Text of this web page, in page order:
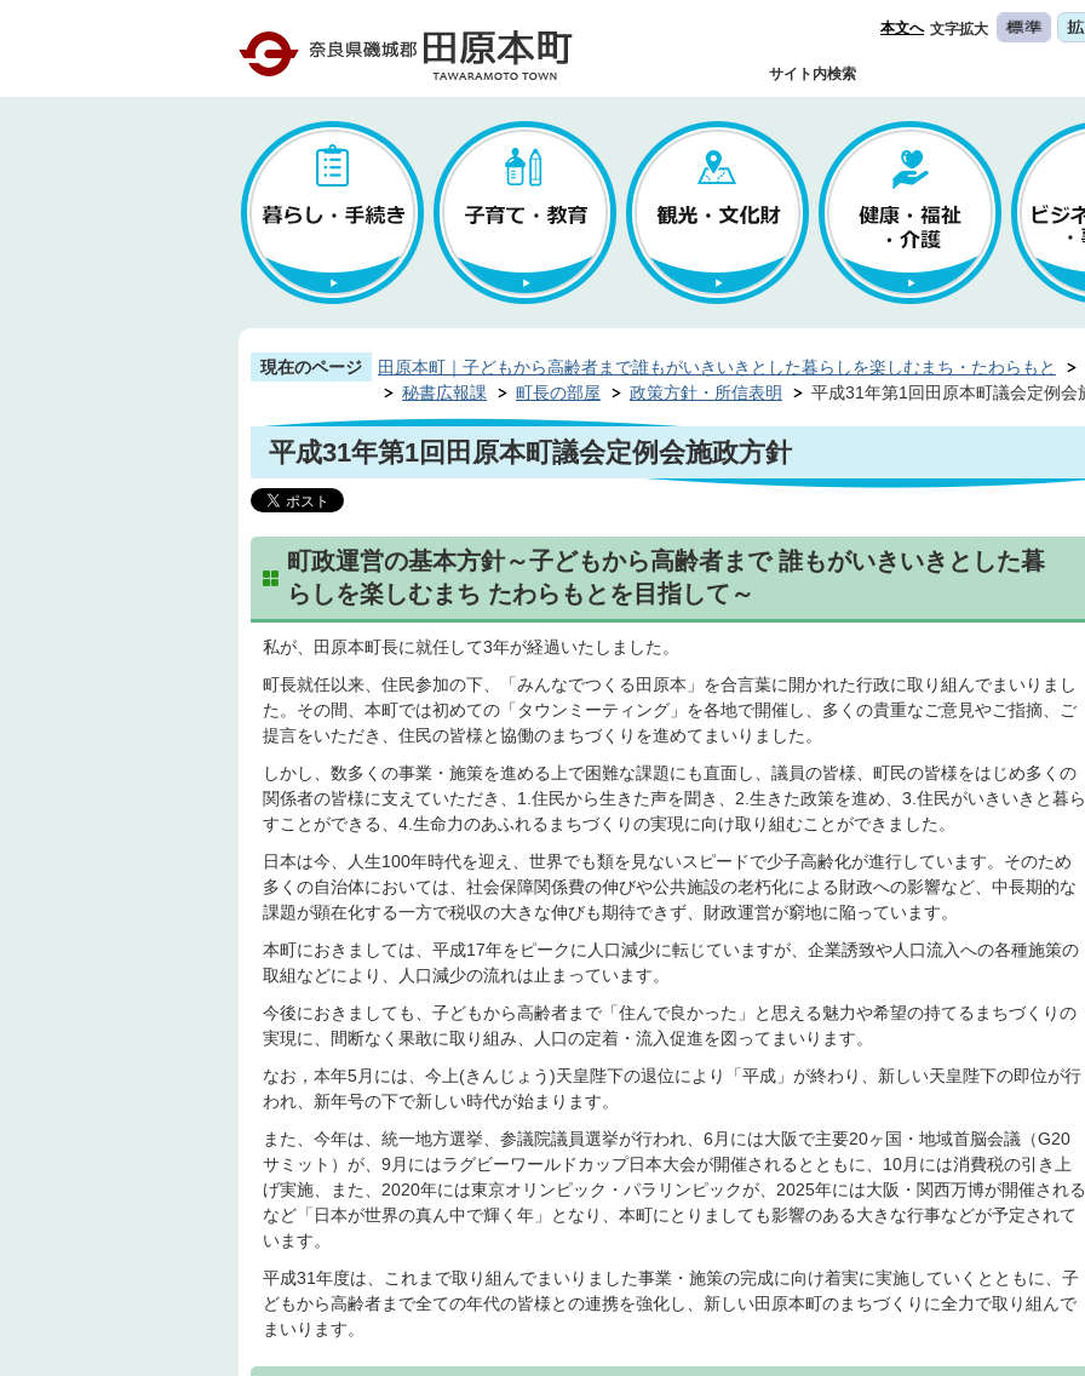
本文へ 文字拡大
サイト内検索
現在のページ
田原本町｜子どもから高齢者まで誰もがいきいきとした暮らしを楽しむまち・たわらもと
秘書広報課
町長の部屋 政策方針・所信表明 平成31年第1回田原本町議会定例会
平成31年第1回田原本町議会定例会施政方針
町政運営の基本方針～子どもから高齢者まで 誰もがいきいきとした暮
らしを楽しむまち たわらもとを目指して～
私が、田原本町長に就任して3年が経過いたしました。
町長就任以来、住民参加の下、「みんなでつくる田原本」を合言葉に開かれた行政に取り組んでまいりまし
た。その間、本町では初めての「タウンミーティング」を各地で開催し、多くの貴重なご意見やご指摘、ご
提言をいただき、住民の皆様と協働のまちづくりを進めてまいりました。
しかし、数多くの事業・施策を進める上で困難な課題にも直面し、議員の皆様、町民の皆様をはじめ多くの
関係者の皆様に支えていただき、1.住民から生きた声を聞き、2.生きた政策を進め、3.住民がいきいきと暮ら
すことができる、4.生命力のあふれるまちづくりの実現に向け取り組むことができました。
日本は今、人生100年時代を迎え、世界でも類を見ないスピードで少子高齢化が進行しています。そのため
多くの自治体においては、社会保障関係費の伸びや公共施設の老朽化による財政への影響など、中長期的な
課題が顕在化する一方で税収の大きな伸びも期待できず、財政運営が窮地に陥っています。
本町におきましては、平成17年をピークに人口減少に転じていますが、企業誘致や人口流入への各種施策の
取組などにより、人口減少の流れは止まっています。
今後におきましても、子どもから高齢者まで「住んで良かった」と思える魅力や希望の持てるまちづくりの
実現に、間断なく果敢に取り組み、人口の定着・流入促進を図ってまいります。
なお，本年5月には、今上(きんじょう)天皇陛下の退位により「平成」が終わり、新しい天皇陛下の即位が行
われ、新年号の下で新しい時代が始まります。
また、今年は、統一地方選挙、参議院議員選挙が行われ、6月には大阪で主要20ヶ国・地域首脳会議（G20
サミット）が、9月にはラグビーワールドカップ日本大会が開催されるとともに、10月には消費税の引き上
げ実施、また、2020年には東京オリンピック・パラリンピックが、2025年には大阪・関西万博が開催される
など「日本が世界の真ん中で輝く年」となり、本町にとりましても影響のある大きな行事などが予定されて
います。
平成31年度は、これまで取り組んでまいりました事業・施策の完成に向け着実に実施していくとともに、子
どもから高齢者まで全ての年代の皆様との連携を強化し、新しい田原本町のまちづくりに全力で取り組んで
まいります。